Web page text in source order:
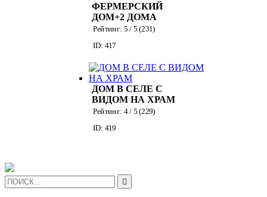
ФЕРМЕРСКИЙ
ДОМ+2 ДОМА
НЕМЕБЕЛИРОВАНЫ
Рейтинг: 5/ 5 (231)
ID: 417
ДОМ В СЕЛЕ С
ВИДОМ НА ХРАМ
Рейтинг: 4/ 5 (229)
ID: 419
